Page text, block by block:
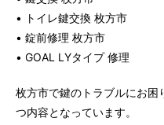
• トイレ鍵交換 枚方市
• 錠前修理 枚方市
• GOAL LYタイプ 修理
枚方市で鍵のトラブルにお困
つ内容となっています。